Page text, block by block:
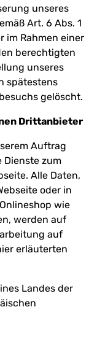
unseres
Art. 6 Abs. 1
im Rahmen einer
berechtigten
unseres
spätestens
gelöscht.
Drittanbieter
Auftrag
zum
Alle Daten,
oder in
wie
werden auf
auf
erläuterten
Landes der